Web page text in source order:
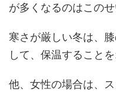
が多くなるのはこのせ
寒さが厳しい冬は、
して、保温すること
他、女性の場合は、